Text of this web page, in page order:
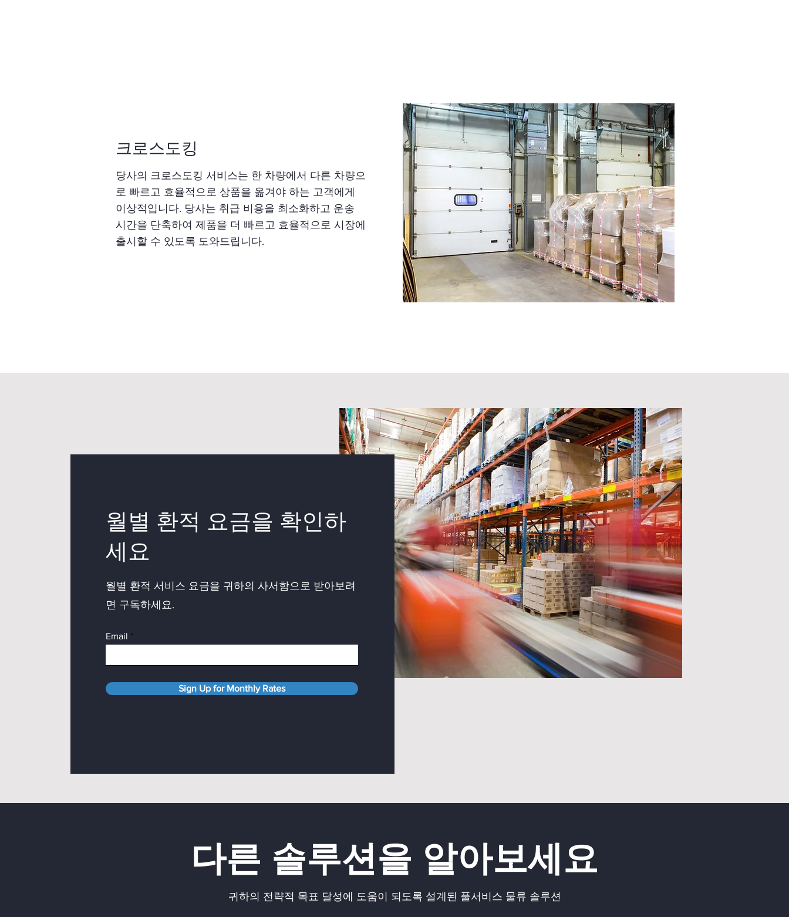
크로스도킹
당사의 크로스도킹 서비스는 한 차량에서 다른 차량으
로 빠르고 효율적으로 상품을 옮겨야 하는 고객에게
이상적입니다. 당사는 취급 비용을 최소화하고 운송
시간을 단축하여 제품을 더 빠르고 효율적으로 시장에
출시할 수 있도록 도와드립니다.
월별 환적 요금을 확인하
세요
월별 환적 서비스 요금을 귀하의 사서함으로 받아보려
면 구독하세요.
Email
Sign Up for Monthly Rates
다른 솔루션을 알아보세요
귀하의 전략적 목표 달성에 도움이 되도록 설계된 풀서비스 물류 솔루션